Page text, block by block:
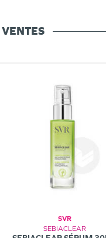
VENTES
SVR
SEBIACLEAR